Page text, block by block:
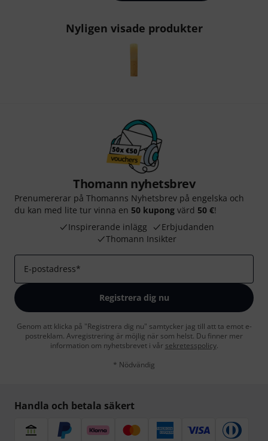
Nyligen visade produkter
Thomann nyhetsbrev
Prenumererar på Thomanns Nyhetsbrev på engelska och
du kan med lite tur vinna en 50 kupong värd 50 €!
Inspirerande inlägg
Erbjudanden
Thomann Insikter
E-postadress*
Registrera dig nu
Genom att klicka på "Registrera dig nu" samtycker jag till att ta emot e-
postreklam. Avregistrering är möjlig när som helst. Du finner mer
information om nyhetsbrevet i vår sekretesspolicy.
* Nödvändig
Handla och betala säkert